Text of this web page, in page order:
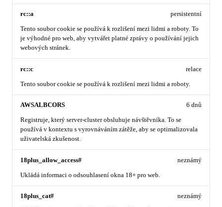
rc::a
Tento soubor cookie se používá k rozlišení mezi lidmi a roboty. To
je výhodné pro web, aby vytvářet platné zprávy o používání jejich
webových stránek.
persistentní
rc::c
Tento soubor cookie se používá k rozlišení mezi lidmi a roboty.
relace
AWSALBCORS
Registruje, který server-cluster obsluhuje návštěvníka. To se
používá v kontextu s vyrovnáváním zátěže, aby se optimalizovala
uživatelská zkušenost.
6 dnů
18plus_allow_access#
Ukládá informaci o odsouhlasení okna 18+ pro web.
neznámý
18plus_cat# neznámý